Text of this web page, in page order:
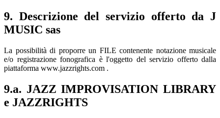
9. Descrizione del servizio offerto da J
MUSIC sas
La possibilità di proporre un FILE contenente notazione musicale
e/o registrazione fonografica è l'oggetto del servizio offerto dalla
piattaforma www.jazzrights.com .
9.a. JAZZ IMPROVISATION LIBRARY
e JAZZRIGHTS